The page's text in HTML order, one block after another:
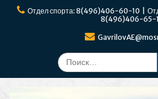
ПерейтиОтдел спорта: 8(496)406-60-10 |
8(496)406-65-
Поиск
по: